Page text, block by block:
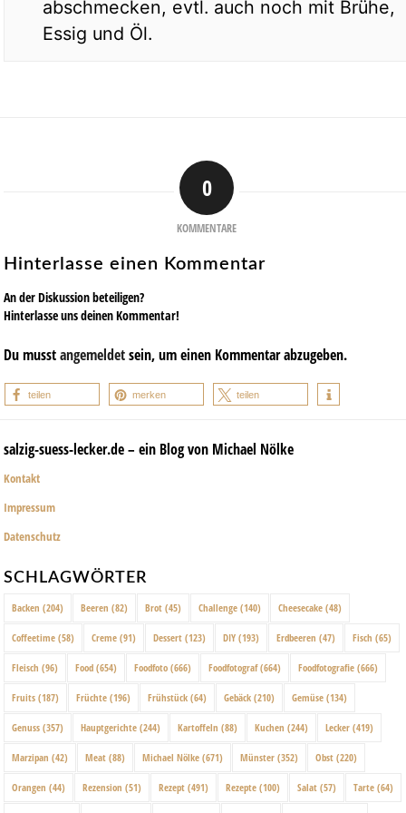
abschmecken, evtl. auch noch mit Brühe,
Essig und Öl.
0
KOMMENTARE
Hinterlasse einen Kommentar
An der Diskussion beteiligen?
Hinterlasse uns deinen Kommentar!
Du musstangemeldetsein, um einen Kommentar abzugeben.
teilen merken teilen
salzig-suess-lecker.de – ein Blog von Michael Nölke
Kontakt
Impressum
Datenschutz
SCHLAGWÖRTER
Backen (204) Beeren (82) Brot (45) Challenge (140) Cheesecake (48)
Coffeetime (58) Creme (91) Dessert (123) DIY (193) Erdbeeren (47) Fisch (65)
Fleisch (96) Food (654) Foodfoto (666) Foodfotograf(664) Foodfotografie (666)
Fruits (187) Früchte (196) Frühstück (64) Gebäck (210) Gemüse (134)
Genuss (357) Hauptgerichte (244) Kartoffeln (88) Kuchen (244) Lecker (419)
Marzipan (42) Meat (88) Michael Nölke (671) Münster (352) Obst (220)
Orangen (44) Rezension (51) Rezept (491) Rezepte (100) Salat (57) Tarte (64)